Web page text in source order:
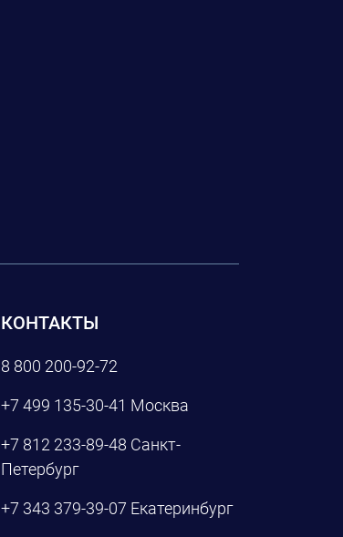
КОНТАКТЫ
8 800 200-92-72
+7 499 135-30-41 Москва
+7 812 233-89-48 Санкт-
Петербург
+7 343 379-39-07 Екатеринбург